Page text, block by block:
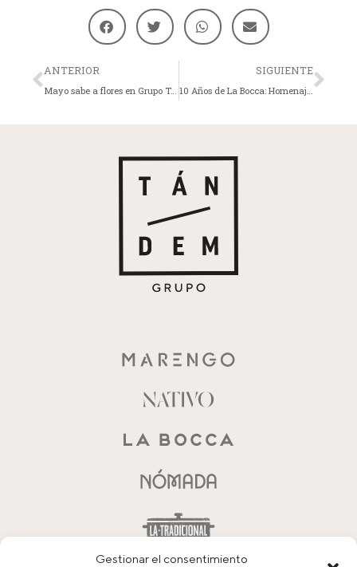
Gestionar el consentimiento
ANTERIOR
Mayo sabe a flores en Grupo Tándem: las propuestas de Marengo y Nómada
SIGUIENTE